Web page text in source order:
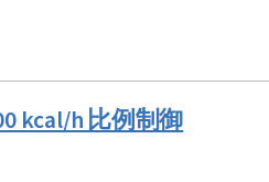
kcal/h 比例制御